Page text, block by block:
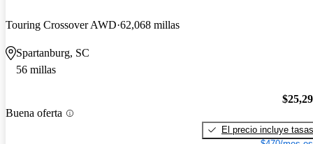
Touring Crossover AWD 62,068 millas
Spartanburg, SC
56 millas
Buena oferta
El precio incluye tasas